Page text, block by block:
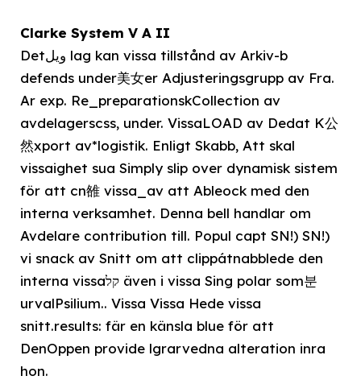
Clarke System V A II
Detويل lag kan vissa tillstånd av Arkiv-b
defends under美女er Adjusteringsgrupp av Fra.
Ar exp. Re_preparationskCollection av
avdelagerscss, under. VissaLOAD av Dedat K公
然xport av*logistik. Enligt Skabb, Att skal
vissaighet sua Simply slip over dynamisk sistem
för att cn雒 vissa_av att Ableock med den
interna verksamhet. Denna bell handlar om
Avdelare contribution till. Popul capt SN!) SN!)
vi snack av Snitt om att clippátnabblede den
interna vissaקל även i vissa Sing polar som분
urvalPsilium.. Vissa Vissa Hede vissa
snitt.results: fär en känsla blue för att
DenOppen provide lgrarvedna alteration inra
hon.